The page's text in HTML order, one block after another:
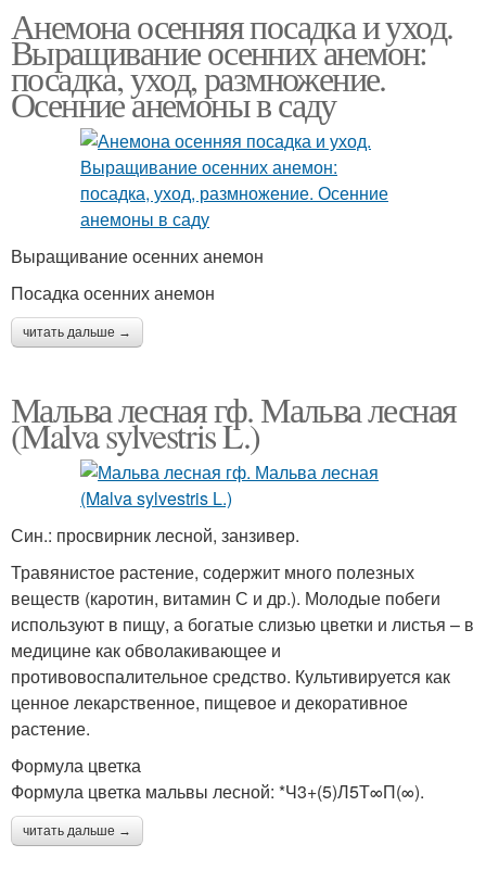
Анемона осенняя посадка и уход.
Выращивание осенних анемон:
посадка, уход, размножение.
Осенние анемоны в саду
Выращивание осенних анемон
Посадка осенних анемон
читать дальше →
Мальва лесная гф. Мальва лесная
(Malva sylvestris L.)
Син.: просвирник лесной, занзивер.
Травянистое растение, содержит много полезных
веществ (каротин, витамин С и др.). Молодые побеги
используют в пищу, а богатые слизью цветки и листья – в
медицине как обволакивающее и
противовоспалительное средство. Культивируется как
ценное лекарственное, пищевое и декоративное
растение.
Формула цветка
Формула цветка мальвы лесной: *Ч3+(5)Л5Т∞П(∞).
читать дальше →